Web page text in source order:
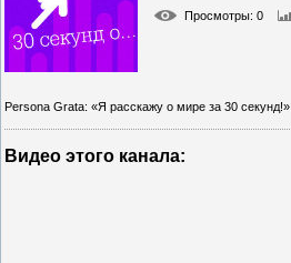
Просмотры: 0
Persona Grata: «Я расскажу о мире за 30 секунд!»
Видео этого канала: